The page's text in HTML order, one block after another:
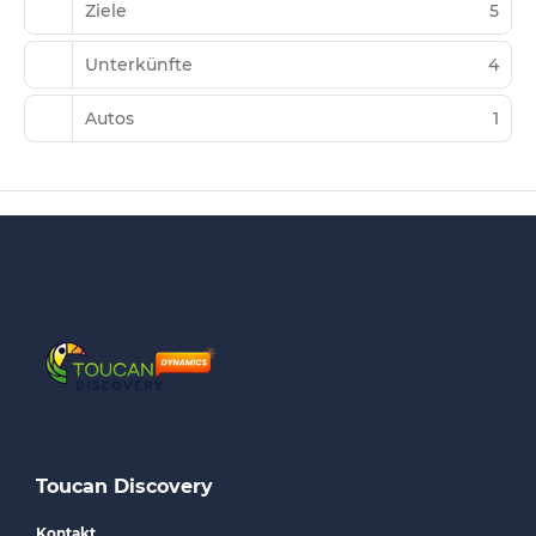
Ziele 5
Unterkünfte 4
Autos 1
Toucan Discovery